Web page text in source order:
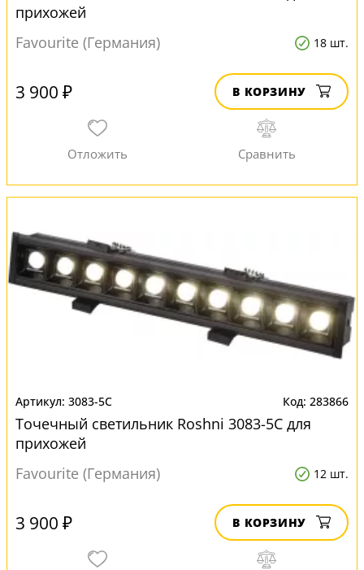
прихожей
Favourite (Германия)
18 шт.
3 900 ₽ В КОРЗИНУ
3083-5C 283866
Точечный светильник Roshni 3083-5C для
прихожей
Favourite (Германия)
12 шт.
3 900 ₽ В КОРЗИНУ